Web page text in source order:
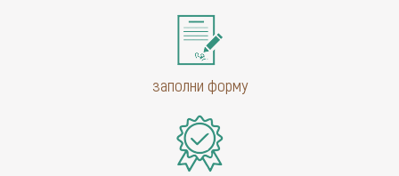
заполни форму